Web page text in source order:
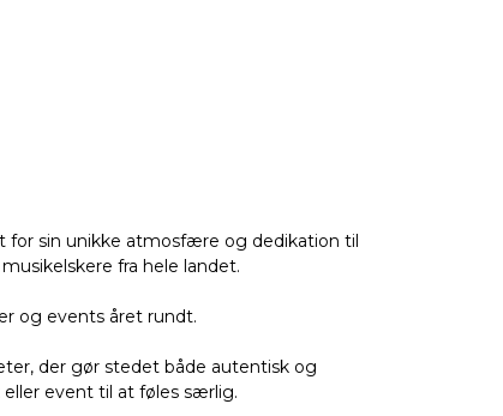
for sin unikke atmosfære og dedikation til
fra hele landet.
og events året rundt.
der gør stedet både autentisk og
event til at føles særlig.